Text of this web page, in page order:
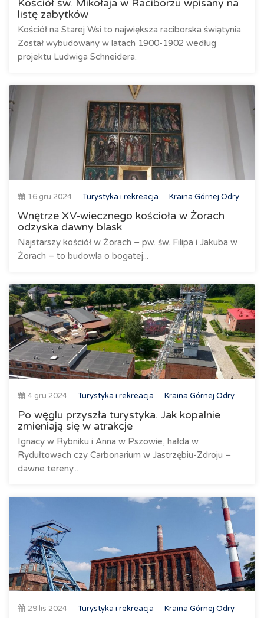
Kościół św. Mikołaja w Raciborzu wpisany na
listę zabytków
Kościół na Starej Wsi to największa raciborska świątynia.
Został wybudowany w latach 1900-1902 według
projektu Ludwiga Schneidera.
16 gru 2024 Turystyka i rekreacja Kraina Górnej Odry
Wnętrze XV-wiecznego kościoła w Żorach
odzyska dawny blask
Najstarszy kościół w Żorach – pw. św. Filipa i Jakuba w
Żorach – to budowla o bogatej...
4 gru 2024 Turystyka i rekreacja Kraina Górnej Odry
Po węglu przyszła turystyka. Jak kopalnie
zmieniają się w atrakcje
Ignacy w Rybniku i Anna w Pszowie, hałda w
Rydułtowach czy Carbonarium w Jastrzębiu-Zdroju –
dawne tereny...
29 lis 2024 Turystyka i rekreacja
Kraina Górnej Odry